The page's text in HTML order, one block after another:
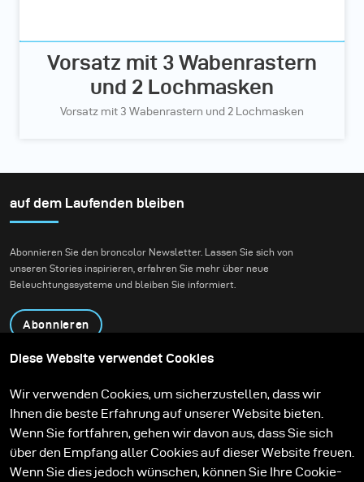
Vorsatz mit 3 Wabenrastern
und 2 Lochmasken
Vorsatz mit 3 Wabenrastern und 2 Lochmasken
auf dem Laufenden bleiben
Abonnieren Sie den broncolor Newsletter. Lassen Sie sich von
unseren Stories inspirieren, erfahren Sie mehr über neue
Beleuchtungssysteme und bleiben Sie informiert.
Abonnieren
Kontakt
Technologien
Contribute to our blog
Lernen
Support
Karriere
Media Center
Diese Website verwendet Cookies
Wir verwenden Cookies, um sicherzustellen, dass wir
Ihnen die beste Erfahrung auf unserer Website bieten.
Wenn Sie fortfahren, gehen wir davon aus, dass Sie sich
über den Empfang aller Cookies auf dieser Website freuen.
Wenn Sie dies jedoch wünschen, können Sie Ihre Cookie-